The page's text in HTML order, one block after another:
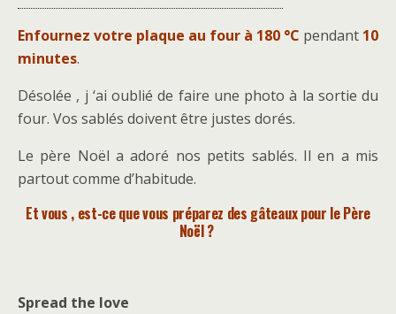
Enfournez votre plaque au four à 180 °C pendant 10
minutes.
Désolée , j ‘ai oublié de faire une photo à la sortie du
four. Vos sablés doivent être justes dorés.
Le père Noël a adoré nos petits sablés. Il en a mis
partout comme d’habitude.
Et vous , est-ce que vous préparez des gâteaux pour le Père
Noël ?
Spread the love